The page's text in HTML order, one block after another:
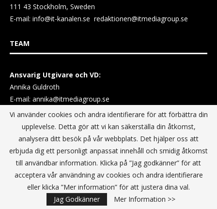
111 43 Stockholm, Sweden
E-mail: info@it-kanalen.se redaktionen@itmediagroup.se
TEAM
Ansvarig Utgivare och VD:
Annika Guldroth
E-mail: annika@itmediagroup.se
TERMS & CONDITIONS / VILLKOR
Data Privacy Policy
Terms & Conditions For Digital Advertising
Terms & Conditions Website conditions of use
Vi använder cookies och andra identifierare för att förbättra din
upplevelse. Detta gör att vi kan säkerställa din åtkomst,
analysera ditt besök på vår webbplats. Det hjälper oss att
erbjuda dig ett personligt anpassat innehåll och smidig åtkomst
till användbar information. Klicka på ”Jag godkänner” för att
acceptera vår användning av cookies och andra identifierare
eller klicka ”Mer information” för att justera dina val.
Jag Godkänner
Mer Information >>